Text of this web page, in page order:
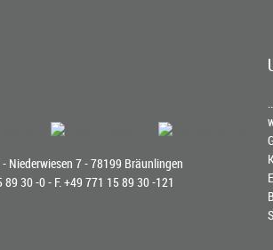
Niederwiesen 7 - 78199 Bräunlingen
89 30 -0- F. +49 771 15 89 30 -121